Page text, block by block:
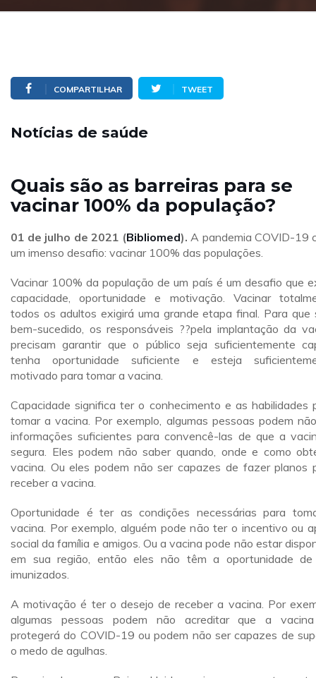
COMPARTILHAR TWEET
Notícias de saúde
Quais são as barreiras para se
vacinar 100% da população?
01 de julho de 2021 (Bibliomed). A pandemia COVID-19
um imenso desafio: vacinar 100% das populações.
Vacinar 100% da população de um país é um desafio que
capacidade, oportunidade e motivação. Vacinar
todos os adultos exigirá uma grande etapa final. Para que
bem-sucedido, os responsáveis ??pela implantação da
precisam garantir que o público seja suficientemente
tenha oportunidade suficiente e esteja
motivado para tomar a vacina.
Capacidade significa ter o conhecimento e as habilidades
tomar a vacina. Por exemplo, algumas pessoas podem
informações suficientes para convencê-las de que a
segura. Eles podem não saber quando, onde e como
vacina. Ou eles podem não ser capazes de fazer planos
receber a vacina.
Oportunidade é ter as condições necessárias para
vacina. Por exemplo, alguém pode não ter o incentivo ou
social da família e amigos. Ou a vacina pode não estar
em sua região, então eles não têm a oportunidade
imunizados.
A motivação é ter o desejo de receber a vacina. Por
algumas pessoas podem não acreditar que a
protegerá do COVID-19 ou podem não ser capazes de
o medo de agulhas.